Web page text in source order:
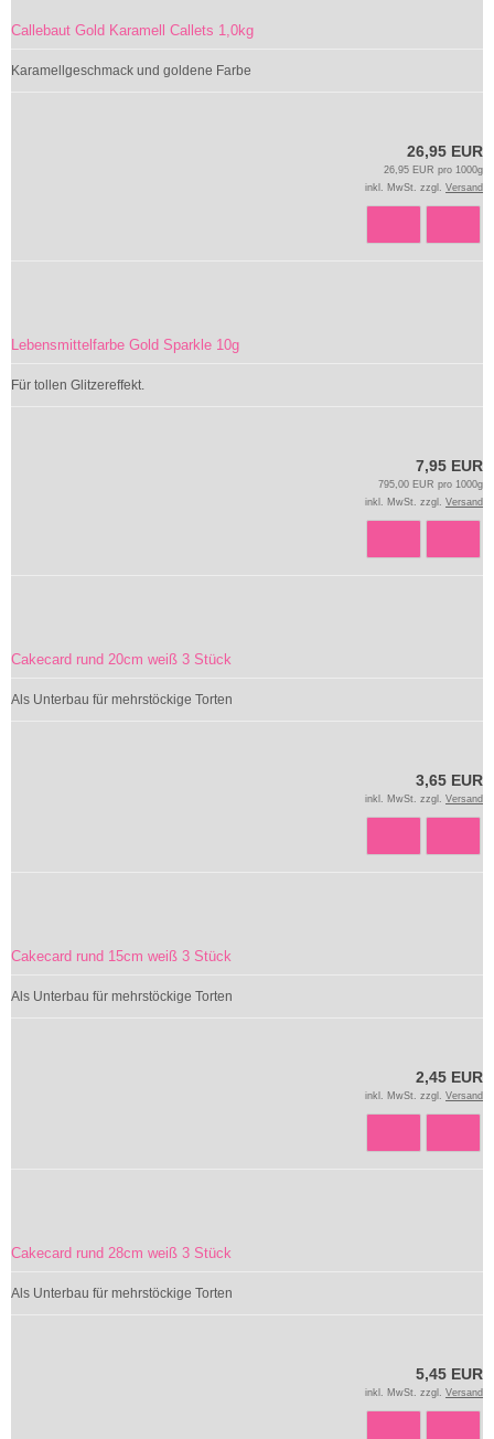
Callebaut Gold Karamell Callets 1,0kg
Karamellgeschmack und goldene Farbe
26,95 EUR
26,95 EUR pro 1000g
inkl. MwSt. zzgl. Versand
Lebensmittelfarbe Gold Sparkle 10g
Für tollen Glitzereffekt.
7,95 EUR
795,00 EUR pro 1000g
inkl. MwSt. zzgl. Versand
Cakecard rund 20cm weiß 3 Stück
Als Unterbau für mehrstöckige Torten
3,65 EUR
inkl. MwSt. zzgl. Versand
Cakecard rund 15cm weiß 3 Stück
Als Unterbau für mehrstöckige Torten
2,45 EUR
inkl. MwSt. zzgl. Versand
Cakecard rund 28cm weiß 3 Stück
Als Unterbau für mehrstöckige Torten
5,45 EUR
inkl. MwSt. zzgl. Versand